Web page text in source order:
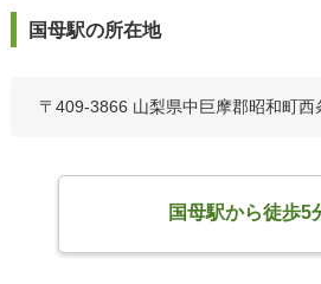
国母駅の所在地
〒409-3866 山梨県中巨摩郡昭和町西
国母駅から徒歩5